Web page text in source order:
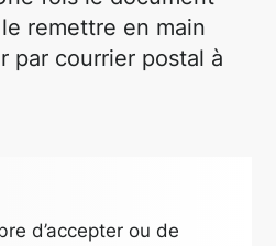
remettre en main
par courrier postal à
d’accepter ou de